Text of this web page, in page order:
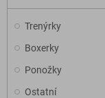
Trenýrky
Boxerky
Ponožky
Ostatní